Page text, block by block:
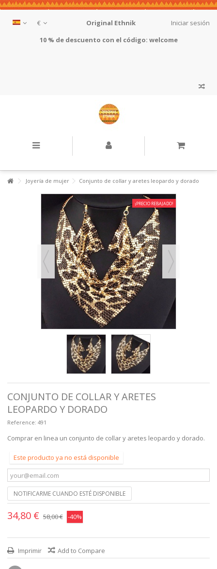
€ Iniciar sesión
Original Ethnik
10 % de descuento con el código: welcome
Joyería de mujer Conjunto de collar y aretes leopardo y dorado
¡PRECIO REBAJADO!
CONJUNTO DE COLLAR Y ARETES
LEOPARDO Y DORADO
Reference: 491
Comprar en linea un conjunto de collar y aretes leopardo y dorado.
Este producto ya no está disponible
NOTIFICARME CUANDO ESTÉ DISPONIBLE
34,80 € 58,00 € -40%
Imprimir Add to Compare